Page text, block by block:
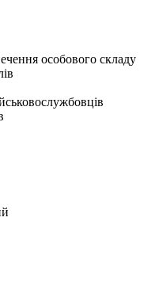
особового складу